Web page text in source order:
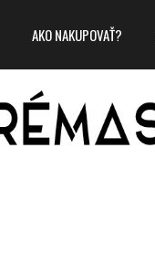
AKO NAKUPOVAŤ?